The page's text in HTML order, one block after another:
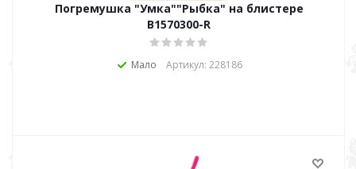
Погремушка "Умка""Рыбка" на блистере
В1570300-R
Мало Артикул: 228186